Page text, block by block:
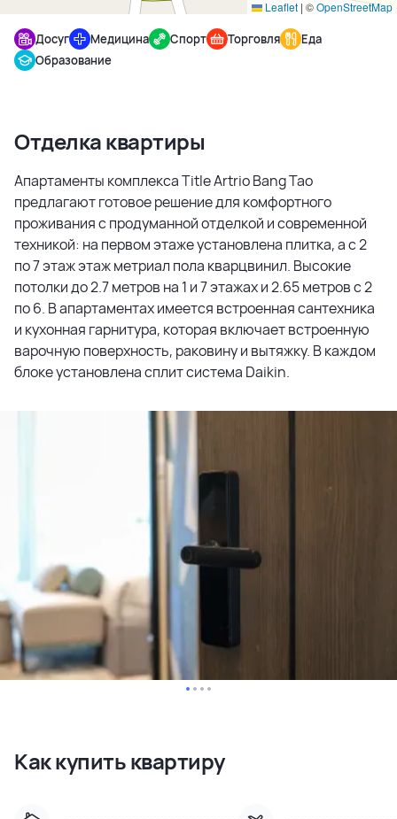
Leaflet | ©OpenStreetMap
Досуг Медицина Спорт Торговля
Еда
Образование
Отделка квартиры
Апартаменты комплекса Title Artrio Bang Tao
предлагают готовое решение для комфортного
проживания с продуманной отделкой и современной
техникой: на первом этаже установлена плитка, а с 2
по 7 этаж этаж метриал пола кварцвинил. Высокие
потолки до 2.7 метров на 1 и 7 этажах и 2.65 метров с 2
по 6. В апартаментах имеется встроенная сантехника
и кухонная гарнитура, которая включает встроенную
варочную поверхность, раковину и вытяжку. В каждом
блоке установлена сплит система Daikin.
Как купить квартиру